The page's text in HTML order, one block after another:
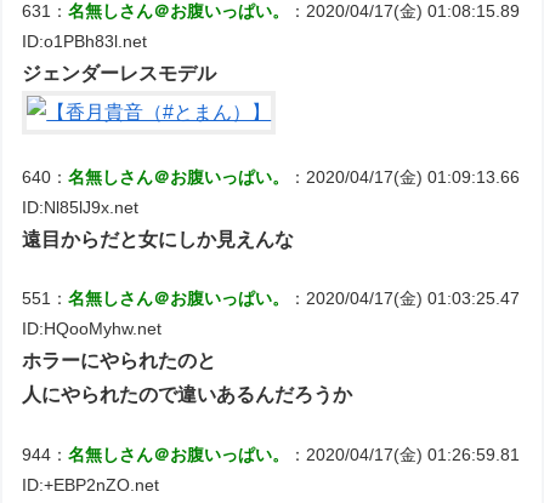
631：名無しさん＠お腹いっぱい。
：2020/04/17(金) 01:08:15.89
ID:o1PBh83l.net
ジェンダーレスモデル
640：名無しさん＠お腹いっぱい。
：2020/04/17(金) 01:09:13.66
ID:Nl85lJ9x.net
遠目からだと女にしか見えんな
551：名無しさん＠お腹いっぱい。
：2020/04/17(金) 01:03:25.47
ID:HQooMyhw.net
ホラーにやられたのと
人にやられたので違いあるんだろうか
944：名無しさん＠お腹いっぱい。
：2020/04/17(金) 01:26:59.81
ID:+EBP2nZO.net